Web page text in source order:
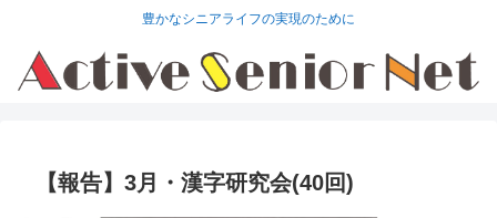
豊かなシニアライフの実現のために
【報告】3月・漢字研究会(40回)